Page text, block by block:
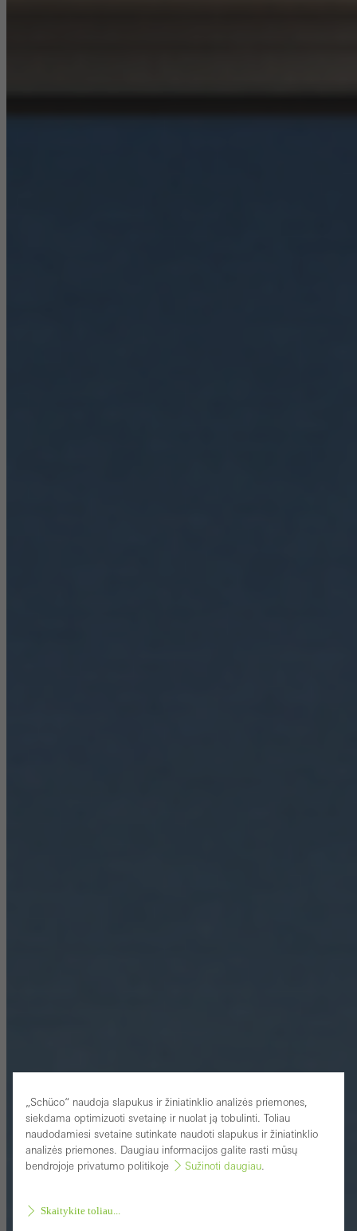
„Schüco“ naudoja slapukus ir žiniatinklio analizės priemones,
siekdama optimizuoti svetainę ir nuolat ją tobulinti. Toliau
naudodamiesi svetaine sutinkate naudoti slapukus ir žiniatinklio
analizės priemones. Daugiau informacijos galite rasti mūsų
bendrojoje privatumo politikoje
Sužinoti daugiau.
Skaitykite toliau...